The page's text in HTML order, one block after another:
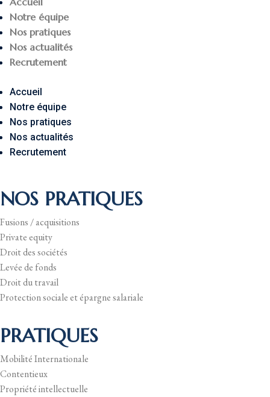
Notre équipe
Nos pratiques
Nos actualités
Recrutement
Accueil
Notre équipe
Nos pratiques
Nos actualités
Recrutement
NOS PRATIQUES
Fusions / acquisitions
Private equity
Droit des sociétés
Levée de fonds
Droit du travail
Protection sociale et épargne salariale
PRATIQUES
Mobilité Internationale
Contentieux
Propriété intellectuelle